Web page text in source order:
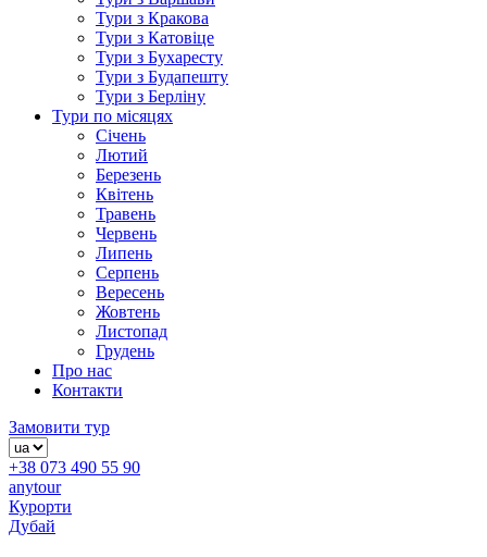
Тури з Кракова
Тури з Катовіце
Тури з Бухаресту
Тури з Будапешту
Тури з Берліну
Тури по місяцях
Січень
Лютий
Березень
Квітень
Травень
Червень
Липень
Серпень
Вересень
Жовтень
Листопад
Грудень
Про нас
Контакти
Замовити тур
+38 073 490 55 90
anytour
Курорти
Дубай